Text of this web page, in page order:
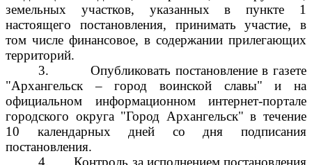
земельных участков, указанных в пункте 1
настоящего постановления, принимать участие, в
том числе финансовое, в содержании прилегающих
территорий.
3.
Опубликовать постановление в газете
"Архангельск – город воинской славы" и на
официальном информационном интернет-портале
городского округа "Город Архангельск" в течение
10 календарных дней со дня подписания
постановления.
4.
Контроль за исполнением постановления